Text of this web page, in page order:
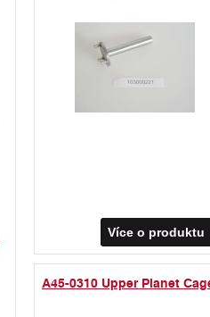
Více o produktu
A45-0310 Upper Planet